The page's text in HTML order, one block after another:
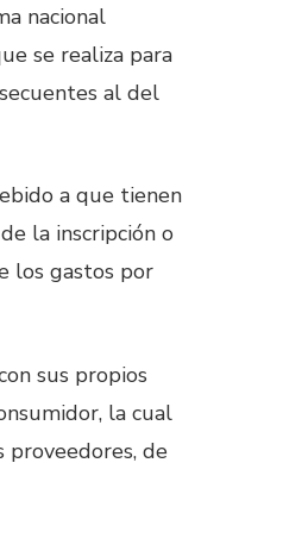
nacional
se realiza para
al del
a que tienen
la inscripción o
los gastos por
sus propios
la cual
proveedores, de